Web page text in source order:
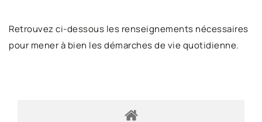
Retrouvez ci-dessous les renseignements nécessaires
pour mener à bien les démarches de vie quotidienne.